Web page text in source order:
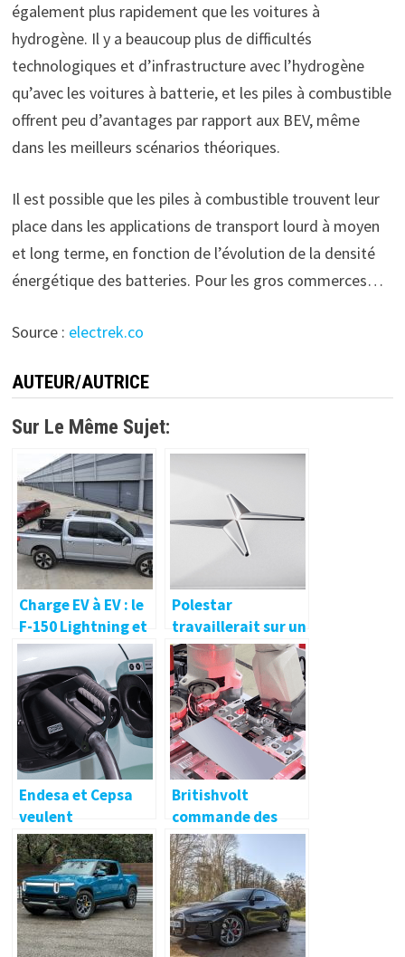
également plus rapidement que les voitures à
hydrogène. Il y a beaucoup plus de difficultés
technologiques et d’infrastructure avec l’hydrogène
qu’avec les voitures à batterie, et les piles à combustible
offrent peu d’avantages par rapport aux BEV, même
dans les meilleurs scénarios théoriques.
Il est possible que les piles à combustible trouvent leur
place dans les applications de transport lourd à moyen
et long terme, en fonction de l’évolution de la densité
énergétique des batteries. Pour les gros commerces…
Source : electrek.co
AUTEUR/AUTRICE
Sur Le Même Sujet:
Charge EV à EV : le
F-150 Lightning et
l’Ioniq 5 le font
tous les deux et
voici comment
Polestar
travaillerait sur un
moteur électrique
de 800 volts avec
475 kW
Endesa et Cepsa
veulent
développer le plus
grand réseau HPC
d’Espagne
Britishvolt
commande des
machines de
production à Manz